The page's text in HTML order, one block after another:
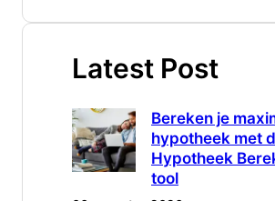
Latest Post
Bereken je
hypotheek met
Hypotheek
tool